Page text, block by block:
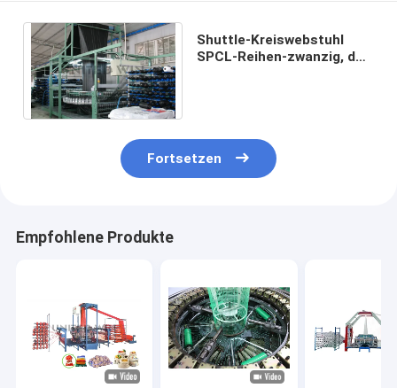
Shuttle-Kreiswebstuhl
SPCL-Reihen-zwanzig, der
Fortsetzen
Empfohlene Produkte